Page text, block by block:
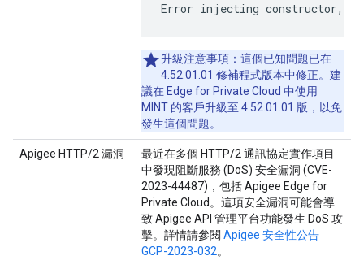
Error injecting constructor,
升級注意事項： 這個已知問題已在
4.52.01.01 修補程式版本中修正。建
議在 Edge for Private Cloud 中使用
MINT 的客戶升級至 4.52.01.01 版，以免
發生這個問題。
Apigee HTTP/2 漏洞
最近在多個 HTTP/2 通訊協定實作項目
中發現阻斷服務 (DoS) 安全漏洞 (CVE-
2023-44487)，包括 Apigee Edge for
Private Cloud。這項安全漏洞可能會導
致 Apigee API 管理平台功能發生 DoS 攻
擊。詳情請參閱 Apigee 安全性公告
GCP-2023-032。